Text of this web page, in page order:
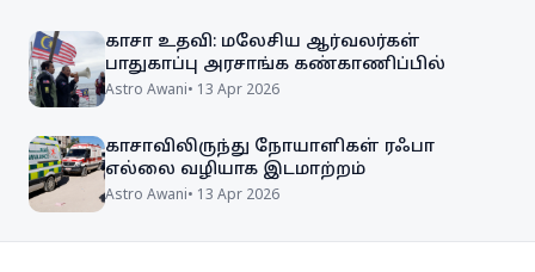
காசா உதவி: மலேசிய ஆர்வலர்கள்
பாதுகாப்பு அரசாங்க கண்காணிப்பில்
Astro Awani• 13 Apr 2026
காசாவிலிருந்து நோயாளிகள் ரஃபா
எல்லை வழியாக இடமாற்றம்
Astro Awani• 13 Apr 2026